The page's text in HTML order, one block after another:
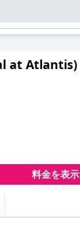
at Atlantis)
料金を表示